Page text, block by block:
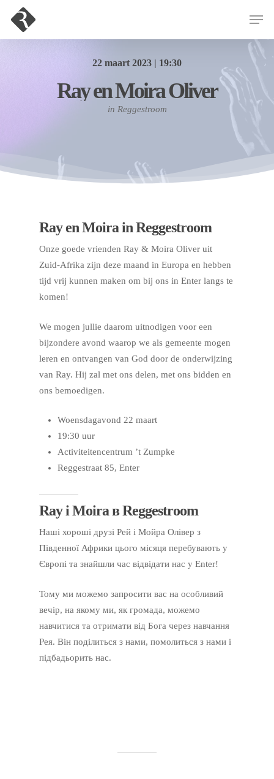
22 maart 2023 | 19:30
Ray en Moira Oliver
in Reggestroom
Ray en Moira in Reggestroom
Onze goede vrienden Ray & Moira Oliver uit
Zuid-Afrika zijn deze maand in Europa en hebben
tijd vrij kunnen maken om bij ons in Enter langs te
komen!
We mogen jullie daarom uitnodigen voor een
bijzondere avond waarop we als gemeente mogen
leren en ontvangen van God door de onderwijzing
van Ray. Hij zal met ons delen, met ons bidden en
ons bemoedigen.
Woensdagavond 22 maart
19:30 uur
Activiteitencentrum ’t Zumpke
Reggestraat 85, Enter
Ray і Moira в Reggestroom
Наші хороші друзі Рей і Мойра Олівер з
Південної Африки цього місяця перебувають у
Європі та знайшли час відвідати нас у Enter!
Тому ми можемо запросити вас на особливий
вечір, на якому ми, як громада, можемо
навчитися та отримати від Бога через навчання
Рея. Він поділиться з нами, помолиться з нами і
підбадьорить нас.